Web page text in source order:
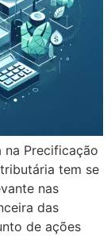
na Precificação
tem se
nas
das
de ações